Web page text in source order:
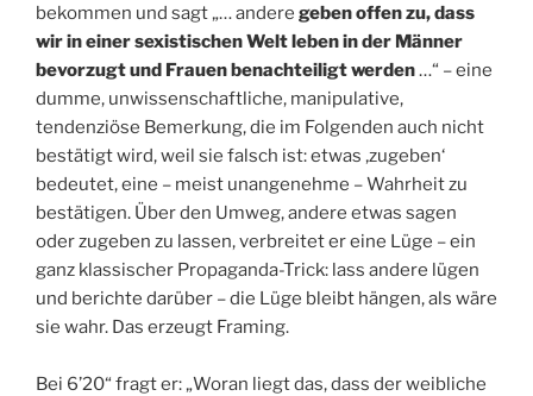
bekommen und sagt „… andere geben offen zu, dass
wir in einer sexistischen Welt leben in der Männer
bevorzugt und Frauen benachteiligt werden…“ – eine
dumme, unwissenschaftliche, manipulative,
tendenziöse Bemerkung, die im Folgenden auch nicht
bestätigt wird, weil sie falsch ist: etwas ‚zugeben‘
bedeutet, eine – meist unangenehme – Wahrheit zu
bestätigen. Über den Umweg, andere etwas sagen
oder zugeben zu lassen, verbreitet er eine Lüge – ein
ganz klassischer Propaganda-Trick: lass andere lügen
und berichte darüber – die Lüge bleibt hängen, als wäre
sie wahr. Das erzeugt Framing.
Bei 6’20“ fragt er: „Woran liegt das, dass der weibliche